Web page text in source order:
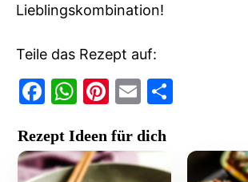
Lieblingskombination!
Teile das Rezept auf:
F
c
e
W
at
s
Pi
er
e
E
ai
l
n
Rezept Ideen für dich